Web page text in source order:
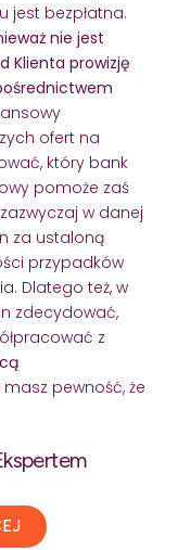
jest bezpłatna.
nie jest
Klienta prowizję
ofert na
który bank
pomoże zaś
w danej
za ustaloną
przypadków
Dlatego też, w
zdecydować,
z
pewność, że